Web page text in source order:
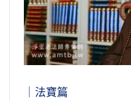
｜法寶篇